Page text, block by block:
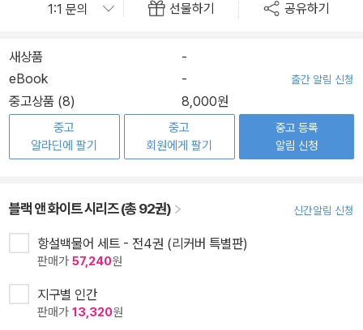
선물하기 공유하기
새상품
-
eBook
- 출간 알림 신청
중고상품 (8) 8,000원
중고
알라딘에 팔기
중고
회원에게 팔기
중고 등록
알림 신청
블랙 앤 화이트 시리즈 (총 92권) 신간알림 신청
항설백물어 세트 - 전4권 (리커버 특별판)
판매가 57,240원
지구별 인간
판매가 13,320원